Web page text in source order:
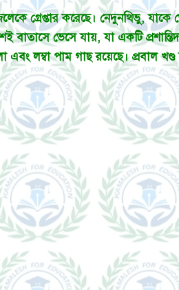
গ্রেপ্তার করেছে। নেদুনথিভু,
বাতাসে ভেসে যায়, যা একটি
লম্বা পাম গাছ রয়েছে। প্রবাল খণ্ড